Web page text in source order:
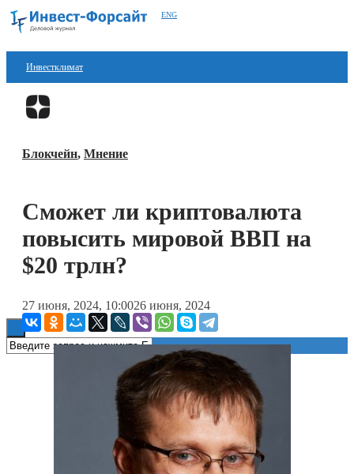
ENG
Инвестклимат
Финансы
Блокчейн
ESG
Блокчейн, Мнение
Сможет ли криптовалюта
повысить мировой ВВП на
$20 трлн?
27 июня, 2024, 10:0026 июня, 2024